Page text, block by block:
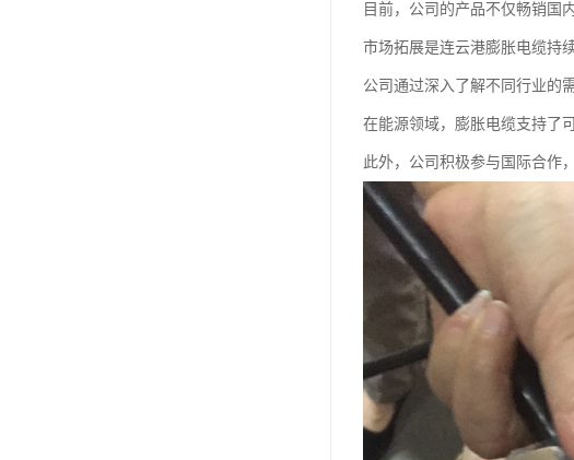
目前，公司的产品不仅畅销国
市场拓展是连云港膨胀电缆持
公司通过深入了解不同行业的
在能源领域，膨胀电缆支持了
此外，公司积极参与国际合作